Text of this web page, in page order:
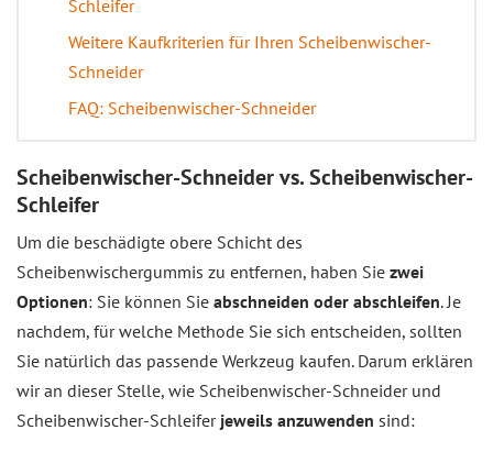
Schleifer
Weitere Kaufkriterien für Ihren Scheibenwischer-
Schneider
FAQ: Scheibenwischer-Schneider
Scheibenwischer-Schneider vs. Scheibenwischer-
Schleifer
Um die beschädigte obere Schicht des
Scheibenwischergummis zu entfernen, haben Sie zwei
Optionen: Sie können Sie abschneiden oder abschleifen. Je
nachdem, für welche Methode Sie sich entscheiden, sollten
Sie natürlich das passende Werkzeug kaufen. Darum erklären
wir an dieser Stelle, wie Scheibenwischer-Schneider und
Scheibenwischer-Schleiferjeweils anzuwenden sind: